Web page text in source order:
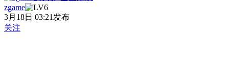
zgame
3月18日 03:21发布
关注